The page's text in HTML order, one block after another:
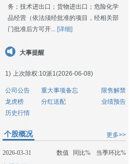
务；技术进出口；货物进出口；危险化学
品经营（依法须经批准的项目，经相关部
门批准后方可开... [详细]
大事提醒
1) 上次除权:10派1(2026-06-08)
公司公告 重大事项备忘
限售解禁
龙虎榜
分红送配
业绩预告
历史行情
更多>>
个股概况
2026-03-31 数值 同比%
当季环比%